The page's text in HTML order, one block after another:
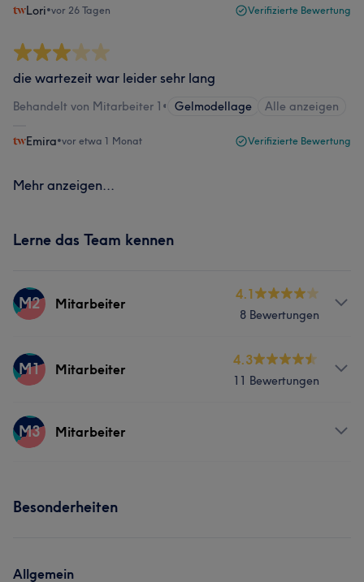
Lori•vor 26 Tagen Verifizierte Bewertung
die wartezeit war leider sehr lang
Behandelt von Mitarbeiter 1 • Gelmodellage Alle anzeigen
Emira•vor etwa 1 Monat Verifizierte Bewertung
Mehr anzeigen...
Lerne das Team kennen
M2 Mitarbeiter
4.1
8 Bewertungen
Services
M1 Mitarbeiter
4.3
11 Bewertungen
Services
M3 Mitarbeiter
Besonderheiten
Allgemein